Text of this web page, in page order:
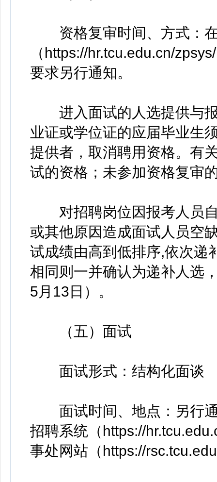
资格复审时间、方式：在
（https://hr.tcu.edu.cn/
要求另行通知。
进入面试的人选提供与报
业证或学位证的应届毕业生
提供者，取消聘用资格。有
试的资格；未参加资格复审
对招聘岗位因报考人员自
或其他原因造成面试人员空
试成绩由高到低排序,依次递
相同则一并确认为递补人选
5月13日）。
（五）面试
面试形式：结构化面谈
面试时间、地点：另行通
招聘系统（https://
事处网站（https://